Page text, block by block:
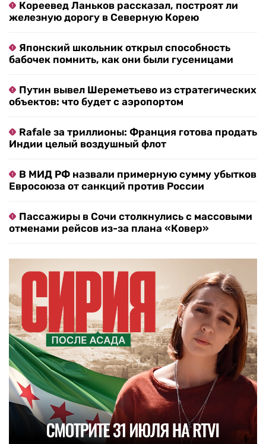
Кореевед Ланьков рассказал, построят ли
железную дорогу в Северную Корею
Японский школьник открыл способность
бабочек помнить, как они были гусеницами
Путин вывел Шереметьево из стратегических
объектов: что будет с аэропортом
Rafale за триллионы: Франция готова продать
Индии целый воздушный флот
В МИД РФ назвали примерную сумму убытков
Евросоюза от санкций против России
Пассажиры в Сочи столкнулись с массовыми
отменами рейсов из-за плана «Ковер»